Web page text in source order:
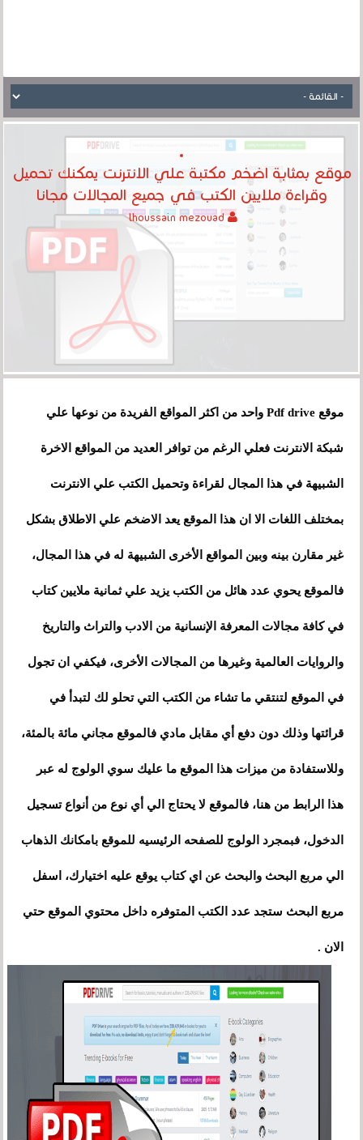
موقع بمثابة اضخم مكتبة علي الانترنت يمكنك تحميل
وقراءة ملايين الكتب في جميع المجالات مجانا‎
lhoussain mezouad
موقعPdf drive واحد من اكثر المواقع الفريدة من نوعها علي
شبكة الانترنت فعلي الرغم من توافر العديد من المواقع الاخرة
الشبيهة في هذا المجال لقراءة وتحميل الكتب علي الانترنت
بمختلف اللغات الا ان هذا الموقع يعد الاضخم علي الاطلاق بشكل
غير مقارن بينه وبين المواقع الأخرى الشبيهة له في هذا المجال،
فالموقع يحوي عدد هائل من الكتب يزيد علي ثمانية ملايين كتاب
في كافة مجالات المعرفة الإنسانية من الادب والتراث والتاريخ
والروايات العالمية وغيرها من المجالات الأخرى، فيكفي ان تجول
في الموقع لتنتقي ما تشاء من الكتب التي تحلو لك لتبدأ في
قرائتها وذلك دون دفع أي مقابل مادي فالموقع مجاني مائة بالمئة،
وللاستفادة من ميزات هذا الموقع ما عليك سوي الولوج له عبر
هذا الرابط من هنا، فالموقع لا يحتاج الي أي نوع من أنواع تسجيل
الدخول، فبمجرد الولوج للصفحه الرئيسيه للموقع بامكانك الذهاب
الي مربع البحث والبحث عن اي كتاب يوقع عليه اختيارك، اسفل
مربع البحث ستجد عدد الكتب المتوفره داخل محتوي الموقع حتي
الان .